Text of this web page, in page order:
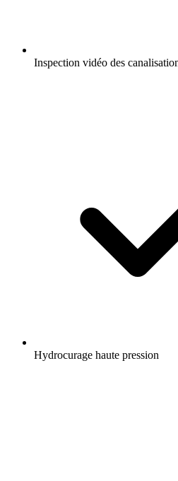
Inspection vidéo des
Hydrocurage haute pression